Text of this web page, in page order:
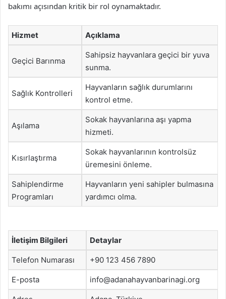
bakımı açısından kritik bir rol oynamaktadır.
Hizmet Açıklama
Geçici Barınma
Sahipsiz hayvanlara geçici bir yuva
sunma.
Sağlık Kontrolleri
Hayvanların sağlık durumlarını
kontrol etme.
Aşılama
Sokak hayvanlarına aşı yapma
hizmeti.
Kısırlaştırma
Sokak hayvanlarının kontrolsüz
üremesini önleme.
Sahiplendirme
Programları
Hayvanların yeni sahipler bulmasına
yardımcı olma.
İletişim Bilgileri Detaylar
Telefon Numarası +90 123 456 7890
E-posta info@adanahayvanbarinagi.org